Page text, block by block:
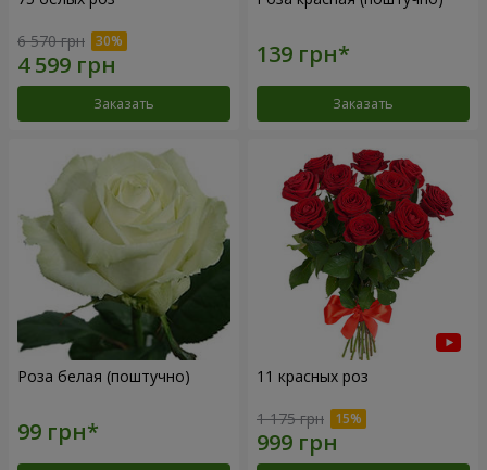
6 570 грн
Заказать Заказать
Роза белая (поштучно) 11 красных роз
1 175 грн